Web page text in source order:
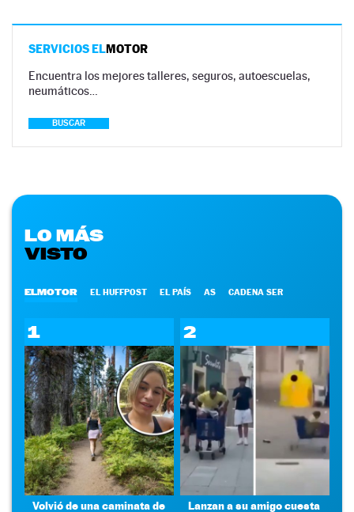
SERVICIOS ELMOTOR
Encuentra los mejores talleres, seguros, autoescuelas,
neumáticos…
BUSCAR
LO MÁS
VISTO
ELMOTOR EL HUFFPOST EL PAÍS AS CADENA SER
1
Volvió de una caminata de
2
Lanzan a su amigo cuesta